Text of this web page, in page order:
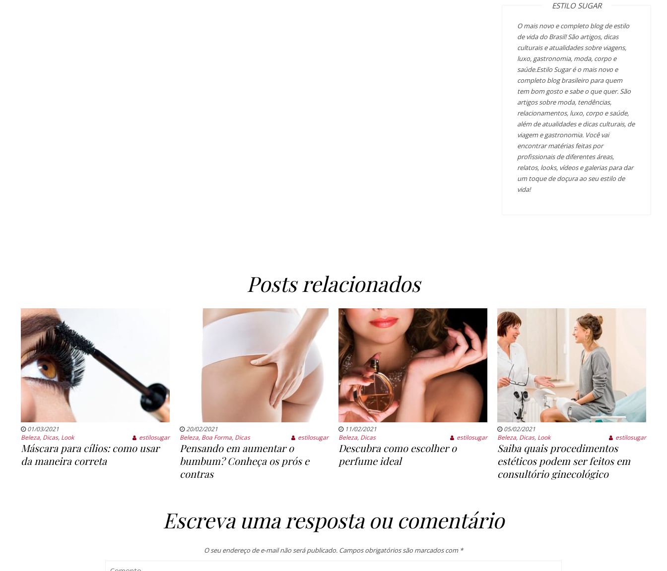
ESTILO SUGAR
O mais novo e completo blog de estilo
de vida do Brasil! São artigos, dicas
culturais e atualidades sobre viagens,
luxo, gastronomia, moda, corpo e
saúde.Estilo Sugar é o mais novo e
completo blog brasileiro para quem
tem bom gosto e sabe o que quer. São
artigos sobre moda, tendências,
relacionamentos, luxo, corpo e saúde,
além de atualidades e dicas culturais, de
viagem e gastronomia. Você vai
encontrar matérias feitas por
profissionais de diferentes áreas,
relatos, looks, vídeos e galerias para dar
um toque de doçura ao seu estilo de
vida!
Posts relacionados
01/03/2021
Beleza, Dicas, Look estilosugar
Máscara para cílios: como usar
da maneira correta
20/02/2021
Beleza, Boa Forma, Dicas estilosugar
Pensando em aumentar o
bumbum? Conheça os prós e
contras
11/02/2021
Beleza, Dicas estilosugar
Descubra como escolher o
perfume ideal
05/02/2021
Beleza, Dicas, Look estilosugar
Saiba quais procedimentos
estéticos podem ser feitos em
consultório ginecológico
Escreva uma resposta ou comentário
O seu endereço de e-mail não será publicado. Campos obrigatórios são marcados com *